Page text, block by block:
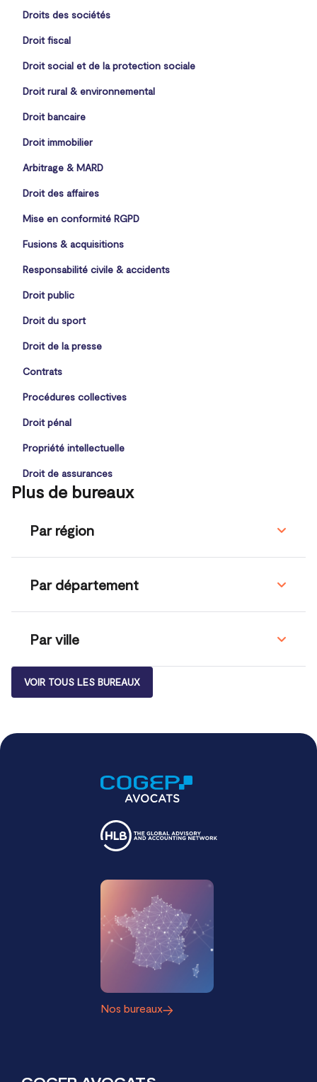
Droits des sociétés
Droit fiscal
Droit social et de la protection sociale
Droit rural & environnemental
Droit bancaire
Droit immobilier
Arbitrage & MARD
Droit des affaires
Mise en conformité RGPD
Fusions & acquisitions
Responsabilité civile & accidents
Droit public
Droit du sport
Droit de la presse
Contrats
Procédures collectives
Droit pénal
Propriété intellectuelle
Droit de assurances
Plus de bureaux
Par région
Par département
Par ville
VOIR TOUS LES BUREAUX
Nos bureaux